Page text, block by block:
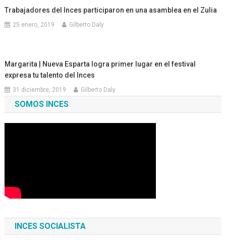
Trabajadores del Inces participaron en una asamblea en el Zulia
25 enero, 2019 Gilberto Daly
Margarita | Nueva Esparta logra primer lugar en el festival
expresa tu talento del Inces
31 diciembre, 2019 Gilberto Daly
SOMOS INCES
INCES SOCIALISTA